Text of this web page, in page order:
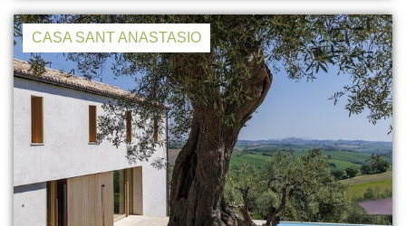
CASA SANT ANASTASIO